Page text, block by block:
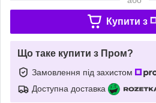
Купити з
Що таке купити з Пром?
Замовлення під захистом
Доступна доставка